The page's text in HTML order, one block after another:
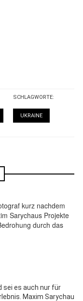
SCHLAGWORTE:
UKRAINE
sei es auch nur für
Maxim Sarychau